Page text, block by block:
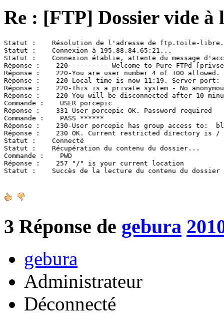
Re : [FTP] Dossier vide à
Statut :    Résolution de l'adresse de ftp.toile-
Statut :    Connexion à 195.88.84.65:21...
Statut :    Connexion établie, attente du message
Réponse :    220---------- Welcome to Pure-FTPd
Réponse :    220-You are user number 4 of 100 allowed.
Réponse :    220-Local time is now 11:19. Server port:
Réponse :    220-This is a private system - No
Réponse :    220 You will be disconnected after 10
Commande :    USER porcepic
Réponse :    331 User porcepic OK. Password required
Commande :    PASS ******
Réponse :    230-User porcepic has group access
Réponse :    230 OK. Current restricted directory is /
Statut :    Connecté
Statut :    Récupération du contenu du dossier...
Commande :    PWD
Réponse :    257 "/" is your current location
Statut :    Succès de la lecture du contenu du dossier
3 Réponse de gebura
gebura
Administrateur
Déconnecté